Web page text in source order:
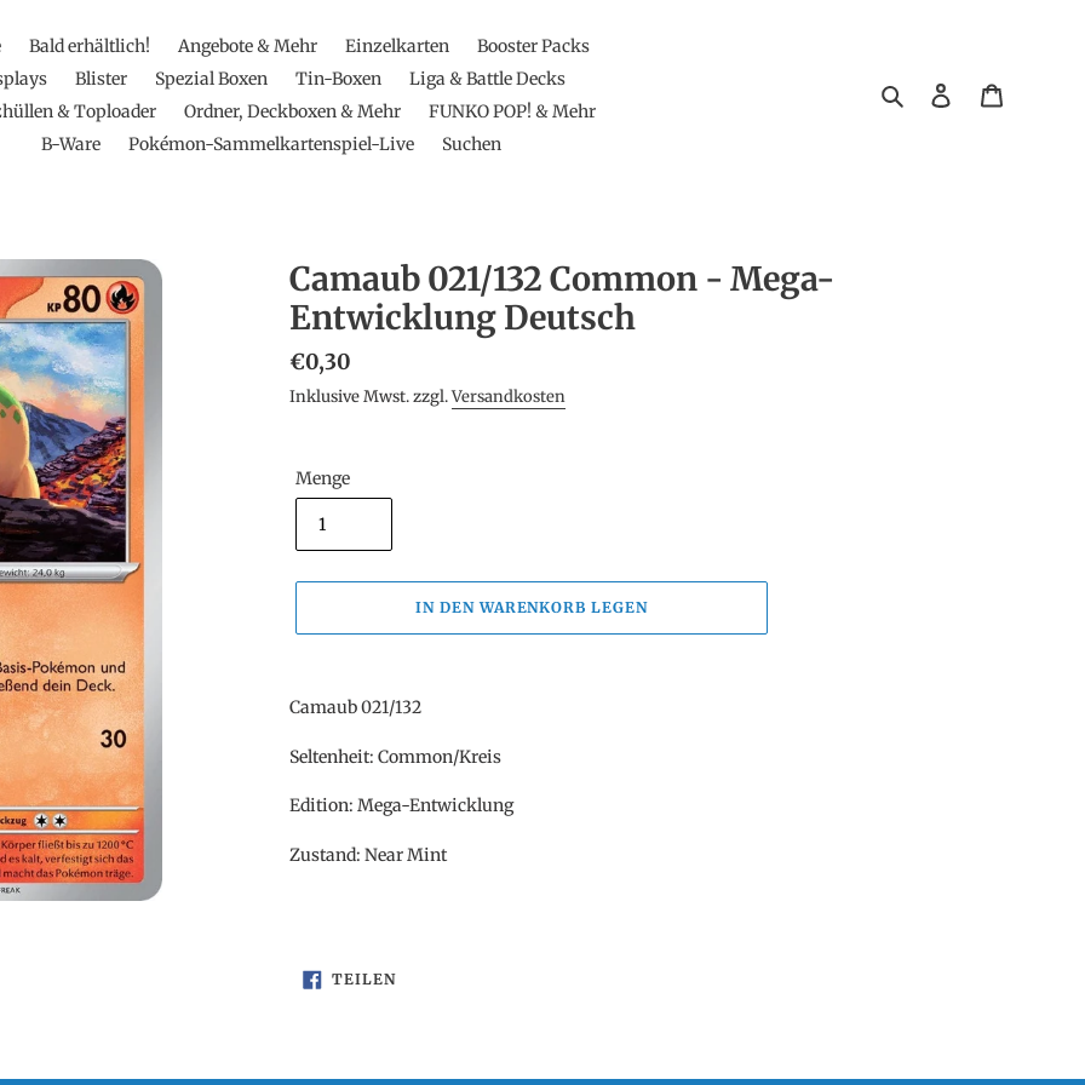
Bald erhältlich! Angebote & Mehr Einzelkarten
Booster Packs
Blister Spezial Boxen Tin-Boxen
Liga & Battle Decks
& Toploader
Ordner, Deckboxen & Mehr
FUNKO POP! & Mehr
B-Ware
Pokémon-Sammelkartenspiel-Live Suchen
Suchen Einloggen
Camaub 021/132 Common - Mega-
Entwicklung Deutsch
Normaler
Preis
€0,30
Inklusive Mwst. zzgl.Versandkosten
Menge
IN DEN WARENKORB LEGEN
wird
zum
Warenkorb
Camaub 021/132
Seltenheit: Common/Kreis
Edition: Mega-Entwicklung
Zustand: Near Mint
TEILENAUF
FACEBOOK